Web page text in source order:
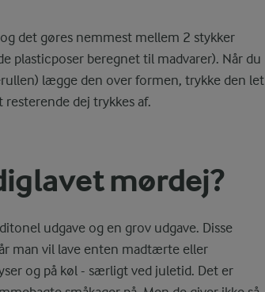
det gøres nemmest mellem 2 stykker
plasticposer beregnet til madvarer). Når du
lægge den over formen, trykke den let
dej trykkes af.
mørdej?
udgave og en grov udgave. Disse
man vil lave enten madtærte eller
og på køl - særligt ved juletid. Det er